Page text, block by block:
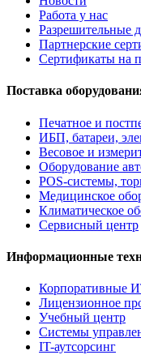
Работа у нас
Разрешительные
Партнерские
Сертификаты на
Поставка
Печатное и
ИБП, батареи,
Весовое и
Оборудование
POS-системы,
Медицинское
Климатическое
Сервисный центр
Информационные
Корпоративные
Лицензионное
Учебный центр
Системы
IT-аутсорсинг